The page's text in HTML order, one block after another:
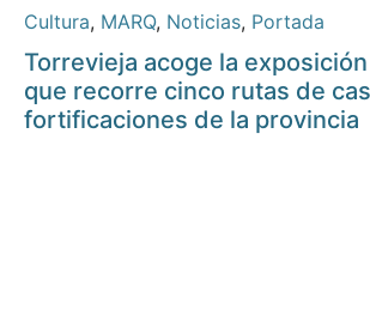
Cultura, MARQ, Noticias, Portada
Torrevieja acoge la
que recorre cinco rutas de
fortificaciones de la provincia